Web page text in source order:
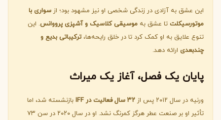
این عشق به آزادی در زندگی شخصی او نیز مشهود بود؛ از سواری با
موتورسیکلت تا عشق به موسیقی کلاسیک و آشپزی پرووانس. این
تنوع علایق به او کمک کرد تا در خلق رایحه‌ها،ترکیباتی بدیع و
چندبعدی ارائه دهد.
پایان یک فصل، آغاز یک میراث
ورنیه در سال ۲۰۱۲ پس از ۳۲ سال فعالیت در IFF
بازنشسته شد، اما
تأثیر او بر صنعت عطر هرگز کمرنگ نشد. او در سال ۲۰۲۰ در سن ۷۳